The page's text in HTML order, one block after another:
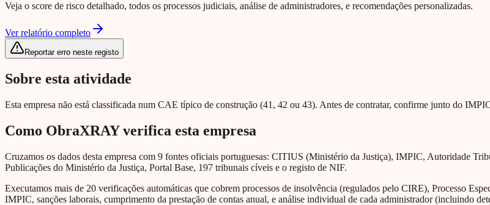
Veja o score de risco detalhado, todos os processos judiciais, análise de administradores, e recomendações personalizadas.
Ver relatório completo
Reportar erro neste registo
Sobre esta atividade
Esta empresa não está classificada num CAE típico de construção (41, 42 ou 43). Antes de contratar, confirme junto do
Como ObraXRAY verifica esta empresa
Cruzamos os dados desta empresa com 9 fontes oficiais portuguesas: CITIUS (Ministério da Justiça), IMPIC, Autoridade
Publicações do Ministério da Justiça, Portal Base, 197 tribunais cíveis e o registo de NIF.
Executamos mais de 20 verificações automáticas que cobrem processos de insolvência (regulados pelo CIRE), Processo
IMPIC, sanções laborais, cumprimento da prestação de contas anual, e análise individual de cada administrador (incluindo